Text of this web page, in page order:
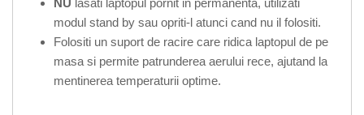
NU lasati laptopul pornit in permanenta, utilizati
modul stand by sau opriti-l atunci cand nu il folositi.
Folositi un suport de racire care ridica laptopul de pe
masa si permite patrunderea aerului rece, ajutand la
mentinerea temperaturii optime.